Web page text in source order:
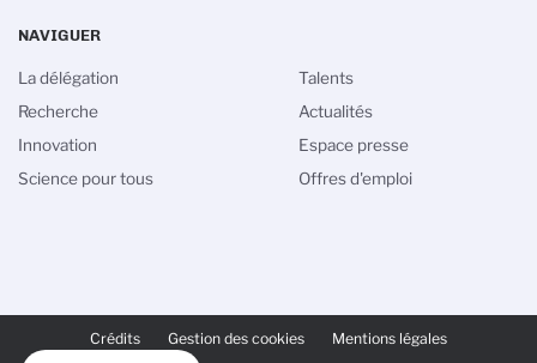
PAGE
Crédits Gestion des cookies Mentions légales
NAVIGUER
La délégation
Recherche
Innovation
Science pour tous
Talents
Actualités
Espace presse
Offres d'emploi